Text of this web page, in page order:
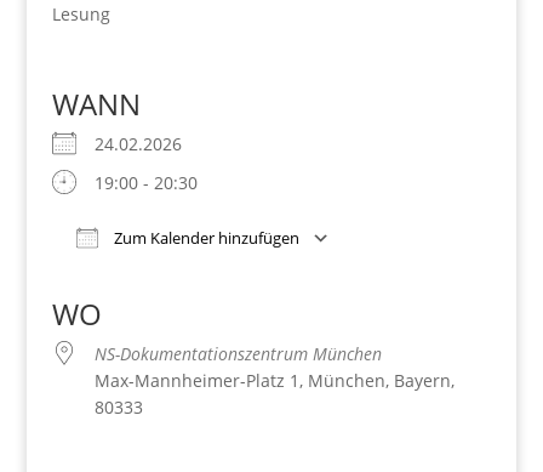
Lesung
WANN
24.02.2026
19:00 - 20:30
Zum Kalender hinzufügen
WO
NS-Dokumentationszentrum München
Max-Mannheimer-Platz 1, München, Bayern,
80333